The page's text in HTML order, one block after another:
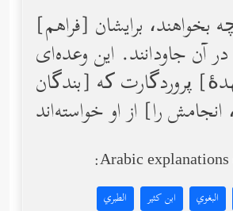
بخواهند، برایشان [فراهم]
آن جاودانند. این وعده‌ای
پروردگارت که [بندگان
Arabic explanations
البغوي ابن كثير الطبري